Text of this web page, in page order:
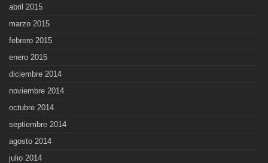
abril 2015
marzo 2015
febrero 2015
enero 2015
diciembre 2014
noviembre 2014
octubre 2014
septiembre 2014
agosto 2014
julio 2014